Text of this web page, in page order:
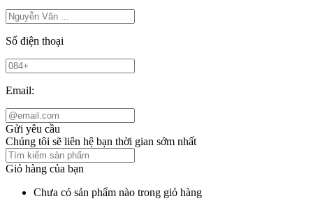
Số điện thoại
Email:
Gửi yêu cầu
Chúng tôi sẽ liên hệ bạn thời gian sớm nhất
Giỏ hàng của bạn
Chưa có sản phẩm nào trong giỏ hàng